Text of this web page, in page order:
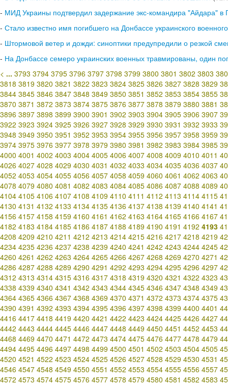
- МИД Украины подтвердил задержание экс-командира "Айдара" в
- Стало известно имя погибшего на Донбассе украинского военного
- Штормовой ветер и дожди: синоптики предупредили о резкой
- На Донбассе семеро украинских военных травмированы, один
< ... 3793 3794 3795 3796 3797 3798 3799 3800 3801 3802 3803
3818 3819 3820 3821 3822 3823 3824 3825 3826 3827 3828 3829
3844 3845 3846 3847 3848 3849 3850 3851 3852 3853 3854 3855
3870 3871 3872 3873 3874 3875 3876 3877 3878 3879 3880 3881
3896 3897 3898 3899 3900 3901 3902 3903 3904 3905 3906 3907
3922 3923 3924 3925 3926 3927 3928 3929 3930 3931 3932 3933
3948 3949 3950 3951 3952 3953 3954 3955 3956 3957 3958 3959
3974 3975 3976 3977 3978 3979 3980 3981 3982 3983 3984 3985
4000 4001 4002 4003 4004 4005 4006 4007 4008 4009 4010 4011
4026 4027 4028 4029 4030 4031 4032 4033 4034 4035 4036 4037
4052 4053 4054 4055 4056 4057 4058 4059 4060 4061 4062 4063
4078 4079 4080 4081 4082 4083 4084 4085 4086 4087 4088 4089
4104 4105 4106 4107 4108 4109 4110 4111 4112 4113 4114 4115
4130 4131 4132 4133 4134 4135 4136 4137 4138 4139 4140 4141
4156 4157 4158 4159 4160 4161 4162 4163 4164 4165 4166 4167
4182 4183 4184 4185 4186 4187 4188 4189 4190 4191 4192 4193
4208 4209 4210 4211 4212 4213 4214 4215 4216 4217 4218 4219
4234 4235 4236 4237 4238 4239 4240 4241 4242 4243 4244 4245
4260 4261 4262 4263 4264 4265 4266 4267 4268 4269 4270 4271
4286 4287 4288 4289 4290 4291 4292 4293 4294 4295 4296 4297
4312 4313 4314 4315 4316 4317 4318 4319 4320 4321 4322 4323
4338 4339 4340 4341 4342 4343 4344 4345 4346 4347 4348 4349
4364 4365 4366 4367 4368 4369 4370 4371 4372 4373 4374 4375
4390 4391 4392 4393 4394 4395 4396 4397 4398 4399 4400 4401
4416 4417 4418 4419 4420 4421 4422 4423 4424 4425 4426 4427
4442 4443 4444 4445 4446 4447 4448 4449 4450 4451 4452 4453
4468 4469 4470 4471 4472 4473 4474 4475 4476 4477 4478 4479
4494 4495 4496 4497 4498 4499 4500 4501 4502 4503 4504 4505
4520 4521 4522 4523 4524 4525 4526 4527 4528 4529 4530 4531
4546 4547 4548 4549 4550 4551 4552 4553 4554 4555 4556 4557
4572 4573 4574 4575 4576 4577 4578 4579 4580 4581 4582 4583